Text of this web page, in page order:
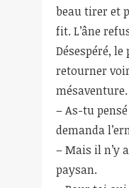
beau tirer et
fit. L’âne
Désespéré,
retourner
mésaventure.
– As-tu
demanda
– Mais il n’y
paysan.